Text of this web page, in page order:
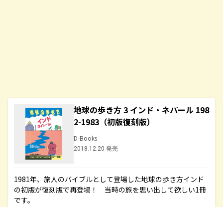
地球の歩き方 3 インド・ネパール 198
2-1983（初版復刻版）
D-Books
2018.12.20 発売
1981年、旅人のバイブルとして登場した地球の歩き方インド
の初版が復刻版で再登場！ 当時の旅を思い出して欲しい1冊
です。